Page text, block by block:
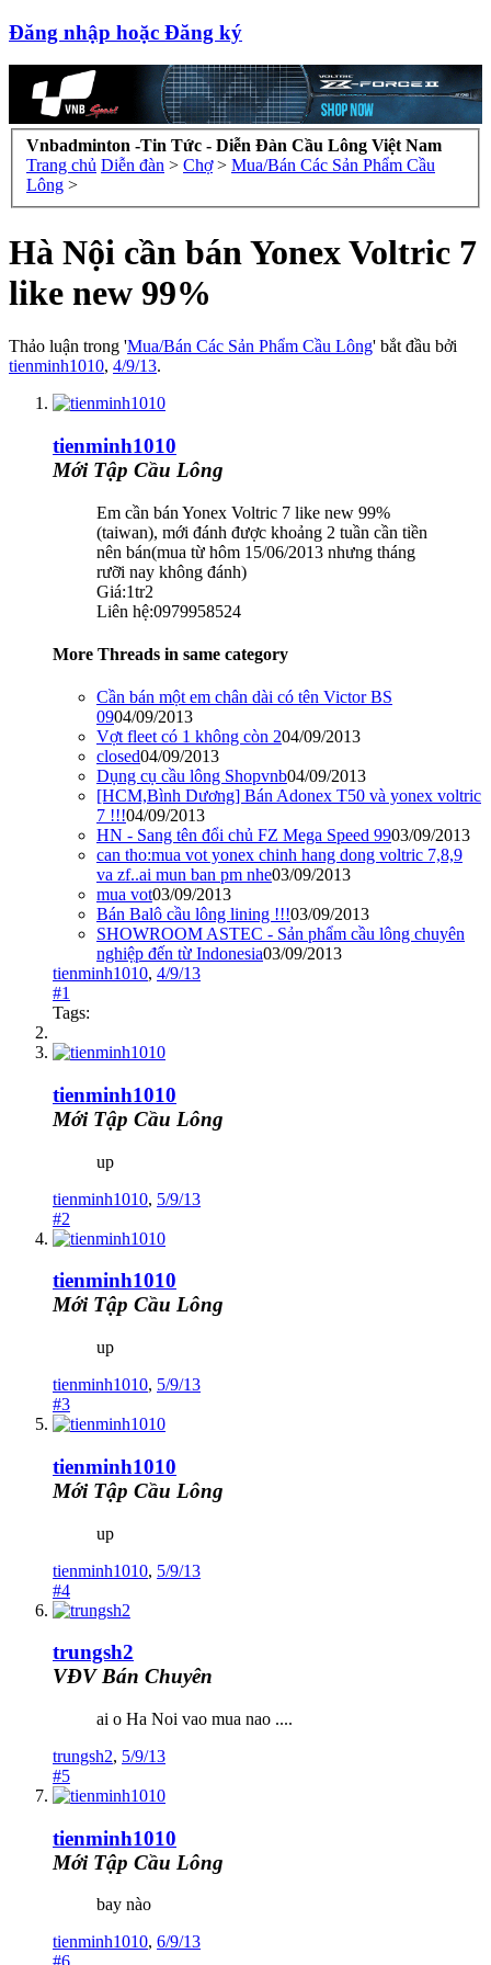
Đăng nhập hoặc Đăng ký
Vnbadminton -Tin Tức - Diễn Đàn Cầu Lông Việt Nam
Trang chủ Diễn đàn > Chợ > Mua/Bán Các Sản Phẩm Cầu
Lông >
Hà Nội cần bán Yonex Voltric 7
like new 99%
Thảo luận trong 'Mua/Bán Các Sản Phẩm Cầu Lông' bắt đầu bởi
tienminh1010, 4/9/13.
tienminh1010
Mới Tập Cầu Lông
Em cần bán Yonex Voltric 7 like new 99%
(taiwan), mới đánh được khoảng 2 tuần cần tiền
nên bán(mua từ hôm 15/06/2013 nhưng tháng
rưỡi nay không đánh)
Giá:1tr2
Liên hệ:0979958524
More Threads in same category
Cần bán một em chân dài có tên Victor BS
0904/09/2013
Vợt fleet có 1 không còn 204/09/2013
closed04/09/2013
Dụng cụ cầu lông Shopvnb04/09/2013
[HCM,Bình Dương] Bán Adonex T50 và yonex voltric
7 !!!04/09/2013
HN - Sang tên đổi chủ FZ Mega Speed 9903/09/2013
can tho:mua vot yonex chinh hang dong voltric 7,8,9
va zf..ai mun ban pm nhe03/09/2013
mua vot03/09/2013
Bán Balô cầu lông lining !!!03/09/2013
SHOWROOM ASTEC - Sản phẩm cầu lông chuyên
nghiệp đến từ Indonesia03/09/2013
tienminh1010, 4/9/13
#1
Tags:
tienminh1010
Mới Tập Cầu Lông
up
tienminh1010, 5/9/13
#2
tienminh1010
Mới Tập Cầu Lông
up
tienminh1010, 5/9/13
#3
tienminh1010
Mới Tập Cầu Lông
up
tienminh1010, 5/9/13
#4
trungsh2
VĐV Bán Chuyên
ai o Ha Noi vao mua nao ....
trungsh2, 5/9/13
#5
tienminh1010
Mới Tập Cầu Lông
bay nào
tienminh1010, 6/9/13